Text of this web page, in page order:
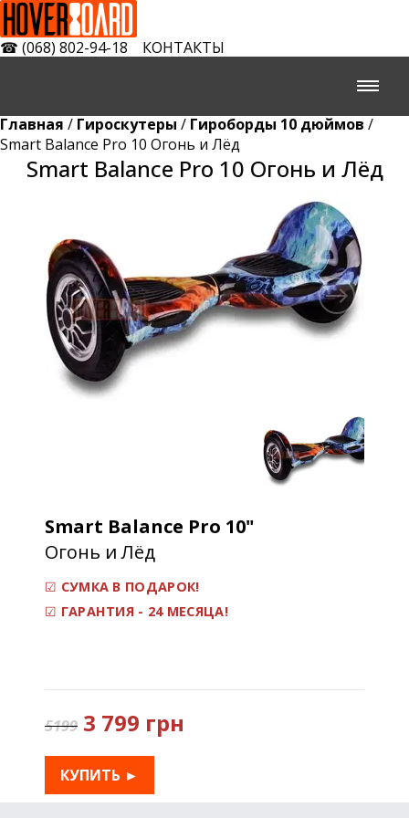
☎ (068) 802-94-18 КОНТАКТЫ
Главная / Гироскутеры / Гироборды 10 дюймов /
Smart Balance Pro 10 Огонь и Лёд
Smart Balance Pro 10 Огонь и Лёд
Smart Balance Pro 10"
Огонь и Лёд
☑ СУМКА В ПОДАРОК!
☑ ГАРАНТИЯ - 24 МЕСЯЦА!
КУПИТЬ ►
5199 3 799 грн